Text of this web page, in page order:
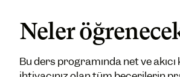
Neler
Bu ders programında net ve